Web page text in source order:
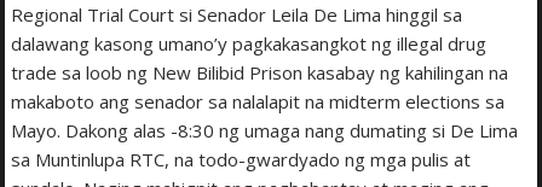
Regional Trial Court si Senador Leila De Lima hinggil sa
dalawang kasong umano’y pagkakasangkot ng illegal drug
trade sa loob ng New Bilibid Prison kasabay ng kahilingan na
makaboto ang senador sa nalalapit na midterm elections sa
Mayo. Dakong alas -8:30 ng umaga nang dumating si De Lima
sa Muntinlupa RTC, na todo-gwardyado ng mga pulis at